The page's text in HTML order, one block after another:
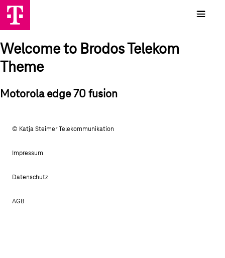
Welcome to Brodos Telekom
Theme
Motorola edge 70 fusion
© Katja Steimer Telekommunikation
Impressum
Datenschutz
AGB